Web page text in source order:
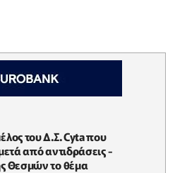
του Δ.Σ. Cyta που
από αντιδράσεις -
Θεσμών το θέμα